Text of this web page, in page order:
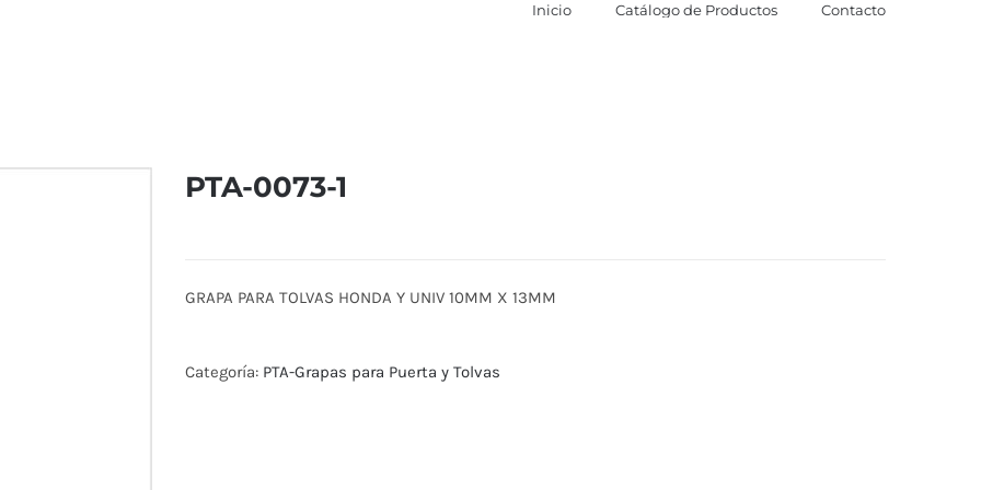
Inicio Catálogo de Productos Contacto
PTA-0073-1
GRAPA PARA TOLVAS HONDA Y UNIV 10MM X 13MM
Categoría: PTA-Grapas para Puerta y Tolvas